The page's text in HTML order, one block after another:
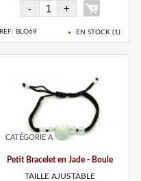
REF: BLO69 EN STOCK ( 1)
CATÉGORIE A
Petit Bracelet en Jade - Boule
TAILLE AJUSTABLE